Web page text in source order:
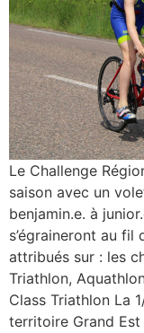
Le Challenge
saison avec un
benjamin.e. à
s’égraineront au
attribués sur : les
Triathlon,
Class Triathlon La
territoire Grand